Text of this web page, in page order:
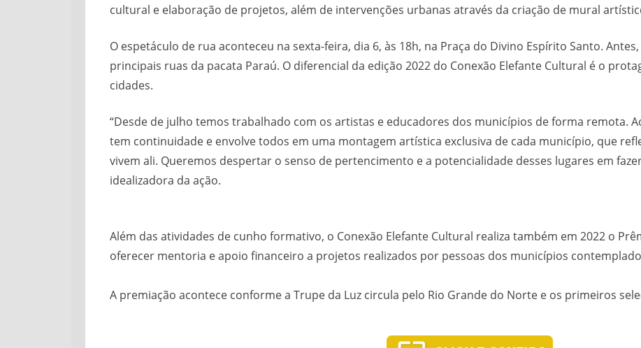
cultural e elaboração de projetos, além de intervenções urbanas através da criação de mural
O espetáculo de rua aconteceu na sexta-feira, dia 6, às 18h, na Praça do Divino Espírito Santo.
principais ruas da pacata Paraú. O diferencial da edição 2022 do Conexão Elefante Cultural é o
cidades.
“Desde de julho temos trabalhado com os artistas e educadores dos municípios de forma remota.
tem continuidade e envolve todos em uma montagem artística exclusiva de cada município, que
vivem ali. Queremos despertar o senso de pertencimento e a potencialidade desses lugares em
idealizadora da ação.
Além das atividades de cunho formativo, o Conexão Elefante Cultural realiza também em 2022 o
oferecer mentoria e apoio financeiro a projetos realizados por pessoas dos municípios
A premiação acontece conforme a Trupe da Luz circula pelo Rio Grande do Norte e os primeiros